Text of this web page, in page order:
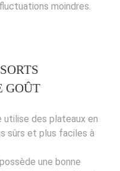
moindres.
GOÛT
utilise des plateaux en
sûrs et plus faciles à
une bonne